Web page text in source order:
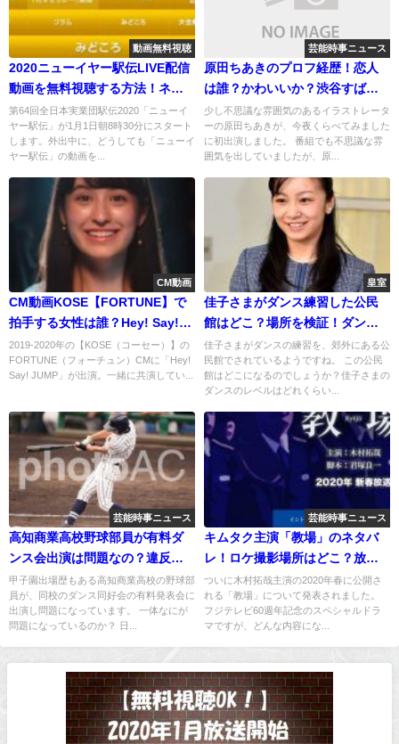
動画無料視聴
2020ニューイヤー駅伝LIVE配信
動画を無料視聴する方法！ネッ
トでも見られる！
第64回全日本実業団駅伝2020「ニューイ
ヤー駅伝」が1月1日朝8時30分にスタート
します。外出中に、どうしても「ニューイ
ヤー駅伝」の動画を...
芸能時事ニュース
原田ちあきのプロフ経歴！恋人
は誰？かわいいか？渋谷すばる
に似てる？
少し不思議な雰囲気のあるイラストレータ
ーの原田ちあきが、今夜くらべてみました
に初出演しました。 番組でも不思議な雰
囲気を出していましたが、原...
CM動画
CM動画KOSE【FORTUNE】で
拍手する女性は誰？Hey! Say!
JUMP共演！名前プロフ紹介！
2019-2020年の【KOSE（コーセー）】の
FORTUNE（フォーチュン）CMに「Hey!
Say! JUMP」が出演。一緒に共演してい...
皇室
佳子さまがダンス練習した公民
館はどこ？場所を検証！ダンス
のレベルは？
佳子さまがダンスの練習を、郊外にある公
民館でされているようですね。 この公民
館はどこになるのでしょうか？佳子さまの
ダンスのレベルはどれくらい...
芸能時事ニュース
高知商業高校野球部員が有料ダ
ンス会出演は問題なの？違反の
内容とは？
甲子園出場歴もある高知商業高校の野球部
員が、同校のダンス同好会の有料発表会に
出演し問題になっています。 一体なにが
問題になっているのか？ 日...
芸能時事ニュース
キムタク主演「教場」のネタバ
レ！ロケ撮影場所はどこ？放送
日はいつ？
ついに木村拓哉主演の2020年春に公開さ
れる「教場」について発表されました。
フジテレビ60週年記念のスペシャルドラ
マですが、どんな内容にな...